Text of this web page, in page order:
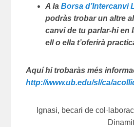
A laBorsa d’Intercanvi
podràs trobar un altre
canvi de tu parlar-hi en
ell o ella t’oferirà
Aquí hi trobaràs més
http://www.ub.edu/sl/ca/
Ignasi, becari de